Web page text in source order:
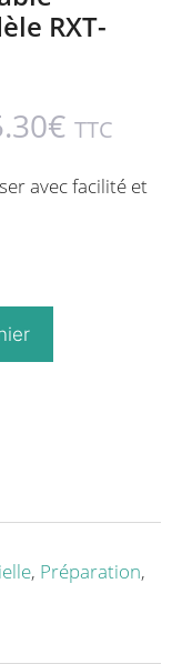
RXT-
€ TTC
avec facilité et
, Préparation,